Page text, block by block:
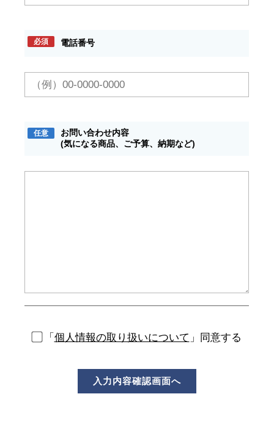
必須 電話番号
任意
お問い合わせ内容
(気になる商品、ご予算、納期など)
「 個人情報の取り扱いについて 」同意する